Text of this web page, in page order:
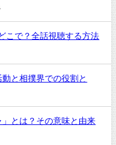
こで？全話視聴する方法
と相撲界での役割と
」とは？その意味と由来